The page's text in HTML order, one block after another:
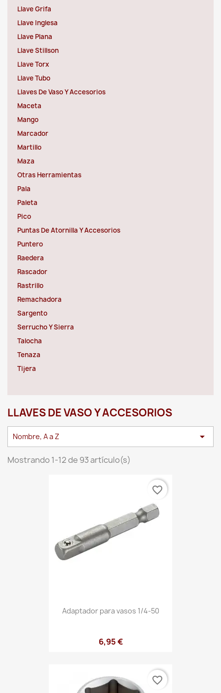
Llave Grifa
Llave Inglesa
Llave Plana
Llave Stillson
Llave Torx
Llave Tubo
Llaves De Vaso Y Accesorios
Maceta
Mango
Marcador
Martillo
Maza
Otras Herramientas
Pala
Paleta
Pico
Puntas De Atornilla Y Accesorios
Puntero
Raedera
Rascador
Rastrillo
Remachadora
Sargento
Serrucho Y Sierra
Talocha
Tenaza
Tijera
LLAVES DE VASO Y ACCESORIOS
Nombre, A a Z 
Mostrando 1-12 de 93 artículo(s)
Adaptador para vasos 1/4-50
6,95 €
favorite_border
favorite_border